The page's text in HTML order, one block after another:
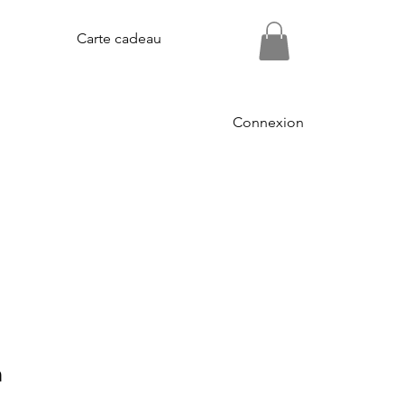
Carte cadeau
Connexion